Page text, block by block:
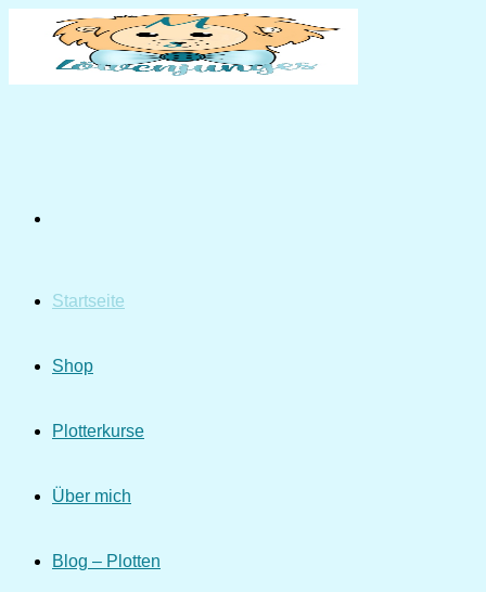
springen
Startseite
Shop
Plotterkurse
Über mich
Blog – Plotten